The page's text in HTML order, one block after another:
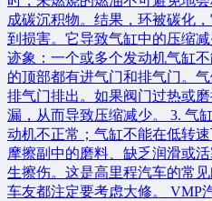
成碳沉积物。结果，环被碳化
到损害。它导致气缸中的压缩
迹象：一个或多个发动机气缸
的顶部都有进气门和排气门。
排气门排出。如果阀门过热或
漏，从而导致压缩减少。 3. 气
动机不正常；气缸不能在低转
摩擦副中的磨料、缺乏润滑或
生擦伤。这是高里程汽车的常
车友都注定要考虑大修。 VMP